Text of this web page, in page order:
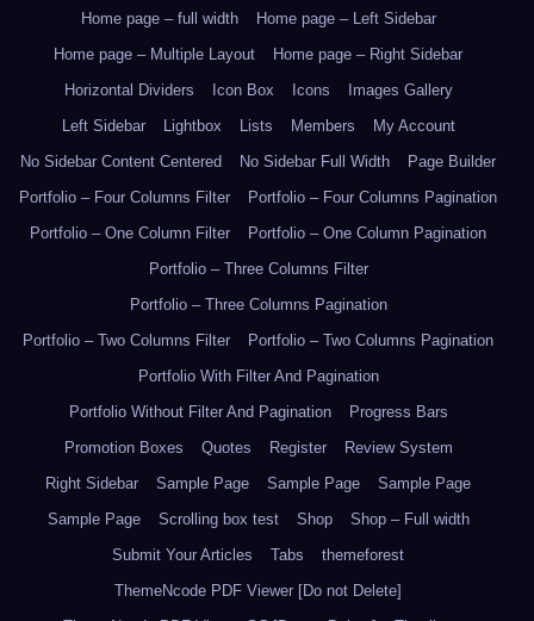
Home page – full width
Home page – Left Sidebar
Home page – Multiple Layout
Home page – Right Sidebar
Horizontal Dividers
Icon Box Icons
Images Gallery
Left Sidebar
Lightbox Lists Members
My Account
No Sidebar Content Centered
No Sidebar Full Width
Page Builder
Portfolio – Four Columns Filter
Portfolio – Four Columns Pagination
Portfolio – One Column Filter
Portfolio – One Column Pagination
Portfolio – Three Columns Filter
Portfolio – Three Columns Pagination
Portfolio – Two Columns Filter
Portfolio – Two Columns Pagination
Portfolio With Filter And Pagination
Portfolio Without Filter And Pagination
Progress Bars
Promotion Boxes
Quotes Register
Review System
Right Sidebar
Sample Page Sample Page
Sample Page
Sample Page
Scrolling box test Shop
Shop – Full width
Submit Your Articles
Tabs
themeforest
ThemeNcode PDF Viewer [Do not Delete]